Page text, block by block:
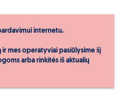
internetu.
ir mes operatyviai pasiūlysime šį
arba rinkitės iš aktualių